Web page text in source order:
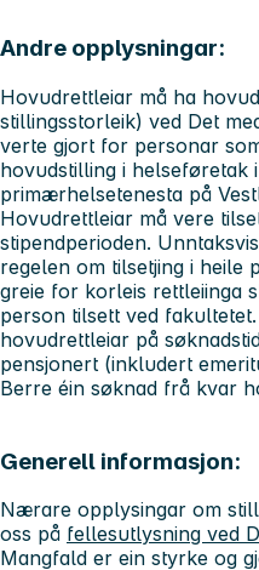
Andre opplysningar:
Hovudrettleiar må ha
stillingsstorleik) ved Det
verte gjort for personar
hovudstilling i helseføretak
primærhelsetenesta på
Hovudrettleiar må vere
stipendperioden.
regelen om tilsetjing i heile
greie for korleis rettleiinga
person tilsett ved
hovudrettleiar på
pensjonert (inkludert
Berre éin søknad frå kvar
Generell informasjon:
Nærare opplysingar om
oss på fellesutlysning ved
Mangfald er ein styrke og